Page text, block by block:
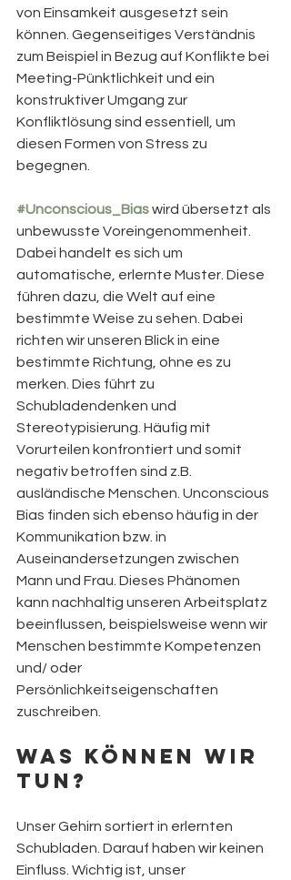
von Einsamkeit ausgesetzt sein
können. Gegenseitiges Verständnis
zum Beispiel in Bezug auf Konflikte bei
Meeting-Pünktlichkeit und ein
konstruktiver Umgang zur
Konfliktlösung sind essentiell, um
diesen Formen von Stress zu
begegnen.
#Unconscious_Biaswird übersetzt als
unbewusste Voreingenommenheit.
Dabei handelt es sich um
automatische, erlernte Muster. Diese
führen dazu, die Welt auf eine
bestimmte Weise zu sehen. Dabei
richten wir unseren Blick in eine
bestimmte Richtung, ohne es zu
merken. Dies führt zu
Schubladendenken und
Stereotypisierung. Häufig mit
Vorurteilen konfrontiert und somit
negativ betroffen sind z.B.
ausländische Menschen. Unconscious
Bias finden sich ebenso häufig in der
Kommunikation bzw. in
Auseinandersetzungen zwischen
Mann und Frau. Dieses Phänomen
kann nachhaltig unseren Arbeitsplatz
beeinflussen, beispielsweise wenn wir
Menschen bestimmte Kompetenzen
und/ oder
Persönlichkeitseigenschaften
zuschreiben.
Was können wir
tun?
Unser Gehirn sortiert in erlernten
Schubladen. Darauf haben wir keinen
Einfluss. Wichtig ist, unser